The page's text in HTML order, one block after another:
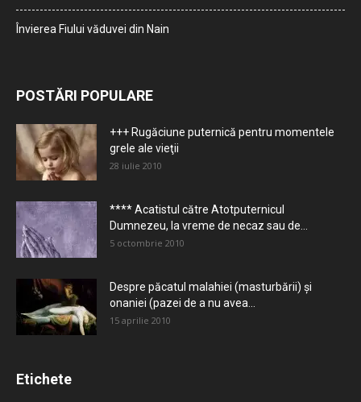
Învierea Fiului văduvei din Nain
POSTĂRI POPULARE
+++ Rugăciune puternică pentru momentele
grele ale vieţii
28 iulie 2010
**** Acatistul către Atotputernicul
Dumnezeu, la vreme de necaz sau de...
5 octombrie 2010
Despre păcatul malahiei (masturbării) şi
onaniei (pazei de a nu avea...
15 aprilie 2010
Etichete